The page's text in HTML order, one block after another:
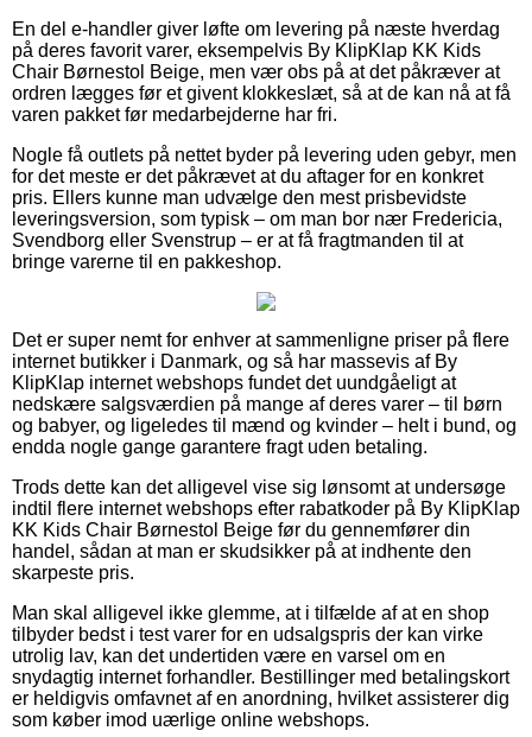
En del e-handler giver løfte om levering på næste hverdag
på deres favorit varer, eksempelvis By KlipKlap KK Kids
Chair Børnestol Beige, men vær obs på at det påkræver at
ordren lægges før et givent klokkeslæt, så at de kan nå at få
varen pakket før medarbejderne har fri.
Nogle få outlets på nettet byder på levering uden gebyr, men
for det meste er det påkrævet at du aftager for en konkret
pris. Ellers kunne man udvælge den mest prisbevidste
leveringsversion, som typisk – om man bor nær Fredericia,
Svendborg eller Svenstrup – er at få fragtmanden til at
bringe varerne til en pakkeshop.
Det er super nemt for enhver at sammenligne priser på flere
internet butikker i Danmark, og så har massevis af By
KlipKlap internet webshops fundet det uundgåeligt at
nedskære salgsværdien på mange af deres varer – til børn
og babyer, og ligeledes til mænd og kvinder – helt i bund, og
endda nogle gange garantere fragt uden betaling.
Trods dette kan det alligevel vise sig lønsomt at undersøge
indtil flere internet webshops efter rabatkoder på By KlipKlap
KK Kids Chair Børnestol Beige før du gennemfører din
handel, sådan at man er skudsikker på at indhente den
skarpeste pris.
Man skal alligevel ikke glemme, at i tilfælde af at en shop
tilbyder bedst i test varer for en udsalgspris der kan virke
utrolig lav, kan det undertiden være en varsel om en
snydagtig internet forhandler. Bestillinger med betalingskort
er heldigvis omfavnet af en anordning, hvilket assisterer dig
som køber imod uærlige online webshops.